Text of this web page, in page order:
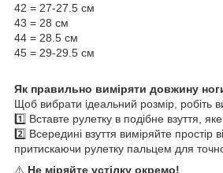
42 = 27-27.5 см
43 = 28 см
44 = 28.5 см
45 = 29-29.5 см
Як правильно виміряти довжину
Щоб вибрати ідеальний розмір, робіть
1️⃣ Вставте рулетку в подібне взуття,
2️⃣ Всередині взуття виміряйте простір
притискаючи рулетку пальцем для
⚠️ Не міряйте устілку окремо!